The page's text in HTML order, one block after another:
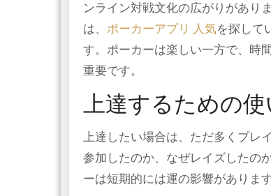
ンライン対戦文化の広がりがあり
は、 ポーカーアプリ 人気を探して
す。ポーカーは楽しい一方で、時
重要です。
上達するための
上達したい場合は、ただ多くプレ
参加したのか、なぜレイズしたの
ーは短期的には運の影響がありま